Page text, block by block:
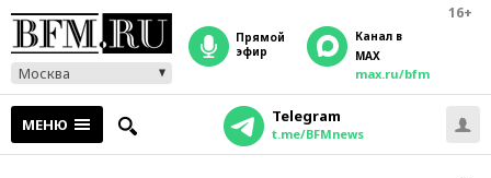
16+
Москва
прямой
эфир
Канал в
MAX
max.ru/bfm
МЕНЮ Telegram
t.me/BFMnews